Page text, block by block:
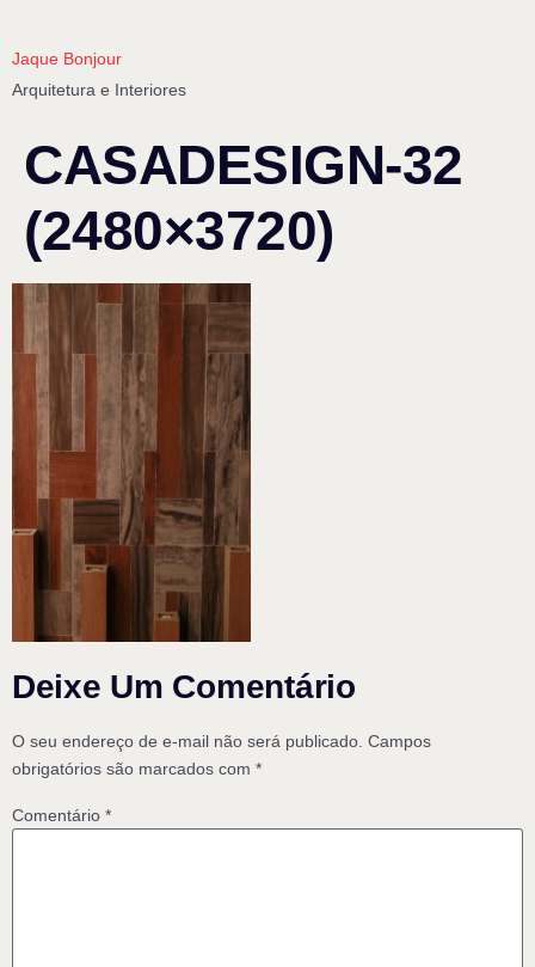
Jaque Bonjour
Arquitetura e Interiores
CASADESIGN-32
(2480×3720)
Deixe Um Comentário
O seu endereço de e-mail não será publicado. Campos
obrigatórios são marcados com *
Comentário *